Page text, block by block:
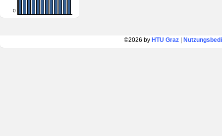
0
©2026 by HTU Graz|